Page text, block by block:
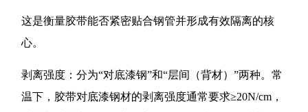
这是衡量胶带能否紧密贴合钢管并形成有效隔离的核
心。
剥离强度：分为“对底漆钢”和“层间（背材）”两种。常
温下，胶带对底漆钢材的剥离强度通常要求≥20N/cm，